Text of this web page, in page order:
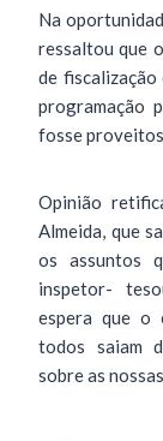
Na
ressaltou que
de fiscalização
programação
fosse
Opinião
Almeida, que
os assuntos
inspetor-
espera que o
todos saiam
sobre as